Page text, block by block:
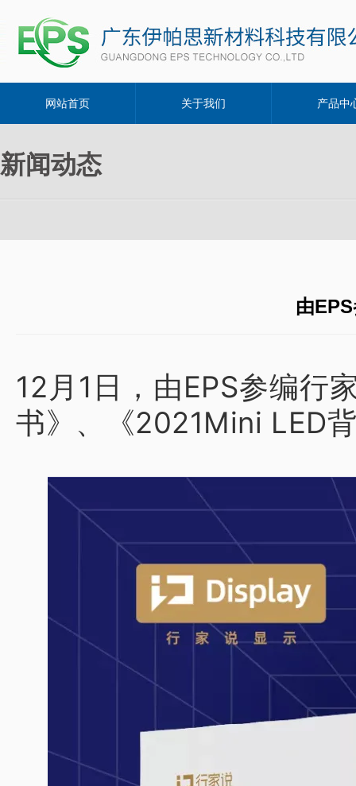
网站首页 关于我们 产品中
新闻动态
由
12月1日，由EPS参编行
书》、《2021Mini LED